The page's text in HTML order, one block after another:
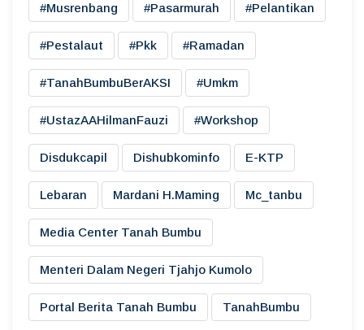
#musrenbang #pasarmurah #pelantikan
#pestalaut #pkk #ramadan
#TanahBumbuBerAKSI #umkm
#UstazAAHilmanFauzi #workshop
Disdukcapil Dishubkominfo E-KTP
Lebaran Mardani H.maming Mc_tanbu
Media Center Tanah Bumbu
Menteri Dalam Negeri Tjahjo Kumolo
Portal Berita Tanah Bumbu TanahBumbu